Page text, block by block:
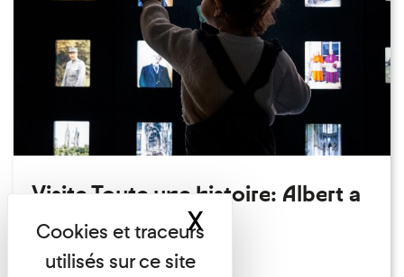
Visite Toute une histoire: Albert a
perdu son chapeau!
Exposition permanente
XMasquer le